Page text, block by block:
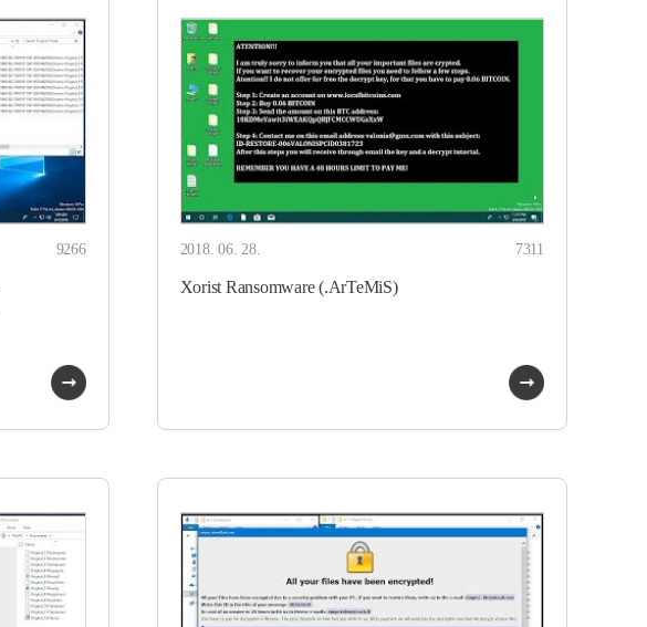
9266 2018. 06. 28. 7311
Xorist Ransomware (.ArTeMiS)